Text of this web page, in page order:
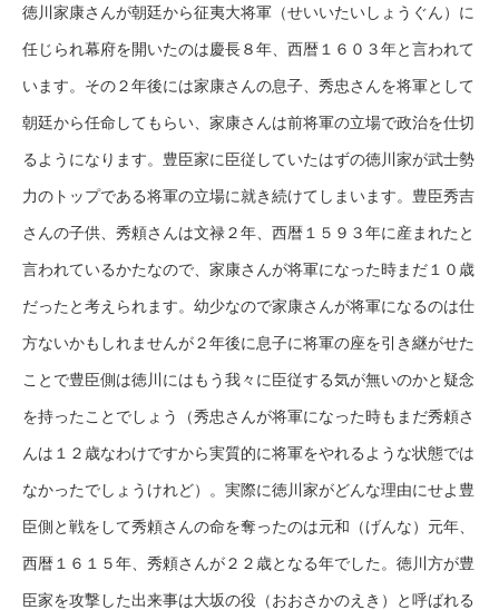
徳川家康さんが朝廷から征夷大将軍（せいいたいしょうぐん）に
任じられ幕府を開いたのは慶長８年、西暦１６０３年と言われて
います。その２年後には家康さんの息子、秀忠さんを将軍として
朝廷から任命してもらい、家康さんは前将軍の立場で政治を仕切
るようになります。豊臣家に臣従していたはずの徳川家が武士勢
力のトップである将軍の立場に就き続けてしまいます。豊臣秀吉
さんの子供、秀頼さんは文禄２年、西暦１５９３年に産まれたと
言われているかたなので、家康さんが将軍になった時まだ１０歳
だったと考えられます。幼少なので家康さんが将軍になるのは仕
方ないかもしれませんが２年後に息子に将軍の座を引き継がせた
ことで豊臣側は徳川にはもう我々に臣従する気が無いのかと疑念
を持ったことでしょう（秀忠さんが将軍になった時もまだ秀頼さ
んは１２歳なわけですから実質的に将軍をやれるような状態では
なかったでしょうけれど）。実際に徳川家がどんな理由にせよ豊
臣側と戦をして秀頼さんの命を奪ったのは元和（げんな）元年、
西暦１６１５年、秀頼さんが２２歳となる年でした。徳川方が豊
臣家を攻撃した出来事は大坂の役（おおさかのえき）と呼ばれる